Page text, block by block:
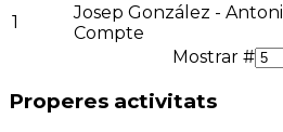
1
Josep González - Antoni
Compte
Mostrar #
Properes activitats